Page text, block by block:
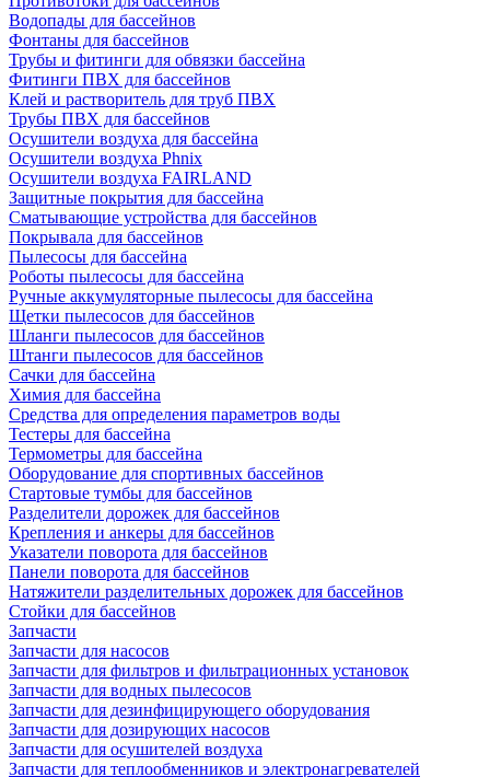
Водопады для бассейнов
Фонтаны для бассейнов
Трубы и фитинги для обвязки бассейна
Фитинги ПВХ для бассейнов
Клей и растворитель для труб ПВХ
Трубы ПВХ для бассейнов
Осушители воздуха для бассейна
Осушители воздуха Phnix
Осушители воздуха FAIRLAND
Защитные покрытия для бассейна
Сматывающие устройства для бассейнов
Покрывала для бассейнов
Пылесосы для бассейна
Роботы пылесосы для бассейна
Ручные аккумуляторные пылесосы для бассейна
Щетки пылесосов для бассейнов
Шланги пылесосов для бассейнов
Штанги пылесосов для бассейнов
Сачки для бассейна
Химия для бассейна
Средства для определения параметров воды
Тестеры для бассейна
Термометры для бассейна
Оборудование для спортивных бассейнов
Стартовые тумбы для бассейнов
Разделители дорожек для бассейнов
Крепления и анкеры для бассейнов
Указатели поворота для бассейнов
Панели поворота для бассейнов
Натяжители разделительных дорожек для бассейнов
Стойки для бассейнов
Запчасти
Запчасти для насосов
Запчасти для фильтров и фильтрационных установок
Запчасти для водных пылесосов
Запчасти для дезинфицирующего оборудования
Запчасти для дозирующих насосов
Запчасти для осушителей воздуха
Запчасти для теплообменников и электронагревателей